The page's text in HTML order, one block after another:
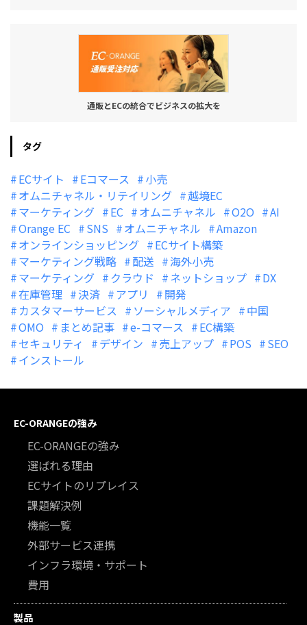
通販とECの統合でビジネスの拡大を
タグ
ECサイト Eコマース
小売
オムニチャネル・リテイリング
越境EC
マーケティング
EC オムニチャネル O2O
AI
Orange EC
SNS オムニチャネル
Amazon
オンラインショッピング
ECサイト構築
マーケティング戦略
配送
海外小売
マーケティング
クラウド ネットショップ
DX
在庫管理
決済 アプリ
開発
カスタマーサービス
ソーシャルメディア
中国
OMO
まとめ記事 e-コマース
EC構築
セキュリティ
デザイン 売上アップ POS
SEO
インストール
EC-ORANGEの強み
EC-ORANGEの強み
選ばれる理由
ECサイトのリプレイス
課題解決例
機能一覧
外部サービス連携
インフラ環境・サポート
費用
製品